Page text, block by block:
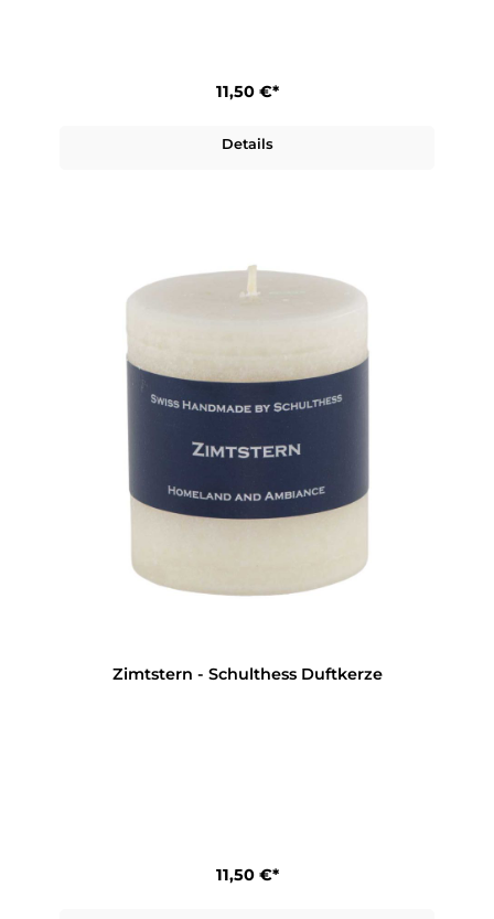
11,50 €*
Details
Zimtstern - Schulthess Duftkerze
11,50 €*